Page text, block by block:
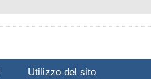
Utilizzo del sito